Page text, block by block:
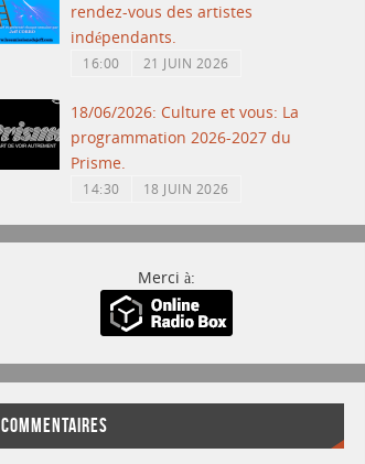
rendez-vous des artistes
indépendants.
16:00 21 JUIN 2026
18/06/2026: Culture et vous: La
programmation 2026-2027 du
Prisme.
14:30 18 JUIN 2026
Merci à:
COMMENTAIRES